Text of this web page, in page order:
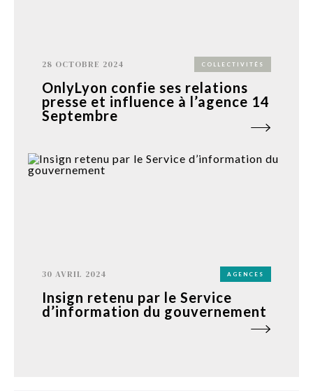
28 OCTOBRE 2024 COLLECTIVITÉS
OnlyLyon confie ses relations
presse et influence à l’agence 14
Septembre
30 AVRIL 2024 AGENCES
Insign retenu par le Service
d’information du gouvernement